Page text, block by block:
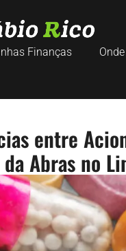
Finanças
entre
Abras no